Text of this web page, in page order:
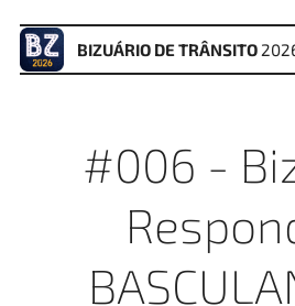
BIZUÁRIO DE TRÂNSITO
#006 -